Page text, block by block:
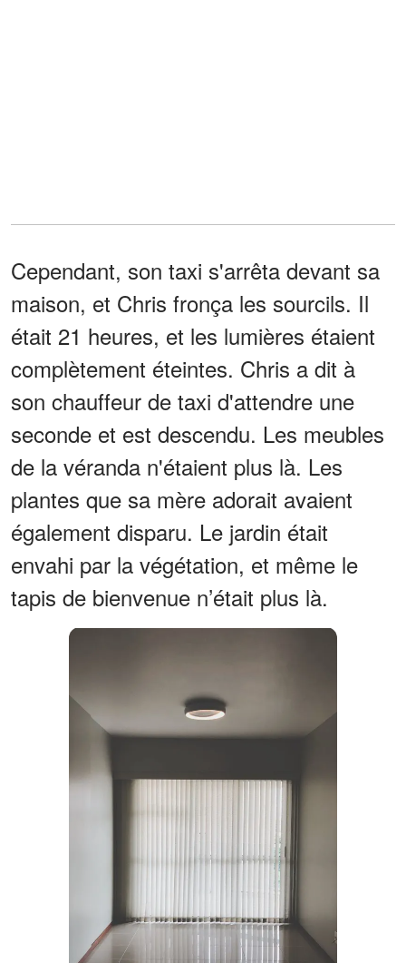
Cependant, son taxi s'arrêta devant sa
maison, et Chris fronça les sourcils. Il
était 21 heures, et les lumières étaient
complètement éteintes. Chris a dit à
son chauffeur de taxi d'attendre une
seconde et est descendu. Les meubles
de la véranda n'étaient plus là. Les
plantes que sa mère adorait avaient
également disparu. Le jardin était
envahi par la végétation, et même le
tapis de bienvenue n’était plus là.